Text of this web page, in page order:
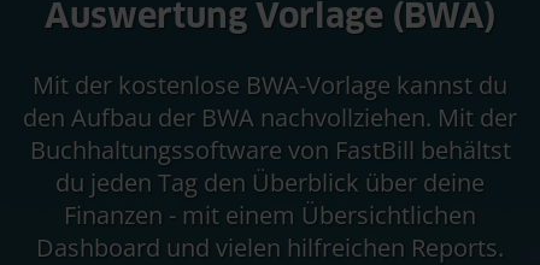
Auswertung Vorlage (BWA)
Mit der kostenlose BWA-Vorlage kannst du
den Aufbau der BWA nachvollziehen. Mit der
Buchhaltungssoftware von FastBill behältst
du jeden Tag den Überblick über deine
Finanzen - mit einem Übersichtlichen
Dashboard und vielen hilfreichen Reports.